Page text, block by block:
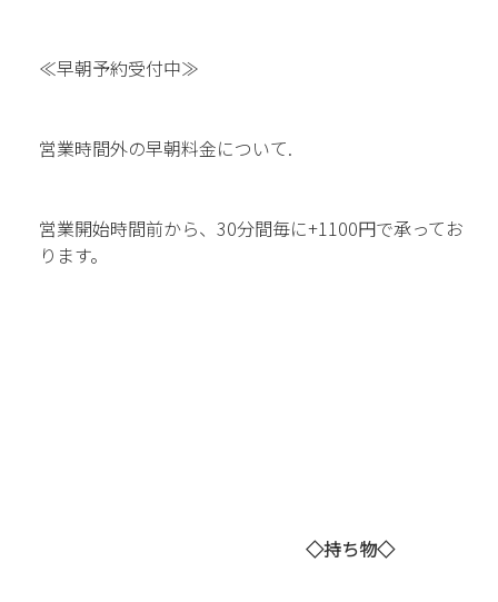
≪早朝予約受付中≫
営業時間外の早朝料金について.
営業開始時間前から、30分間毎に+1100円で承ってお
ります。
◇持ち物◇